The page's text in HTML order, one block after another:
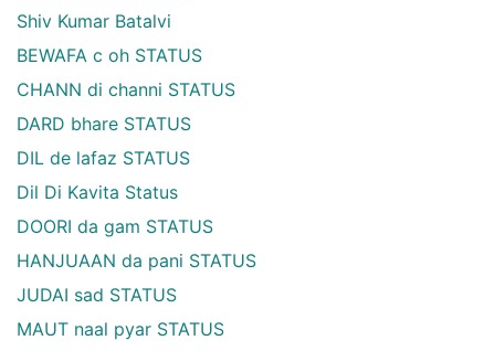
Shiv Kumar Batalvi
BEWAFA c oh STATUS
CHANN di channi STATUS
DARD bhare STATUS
DIL de lafaz STATUS
Dil Di Kavita Status
DOORI da gam STATUS
HANJUAAN da pani STATUS
JUDAI sad STATUS
MAUT naal pyar STATUS